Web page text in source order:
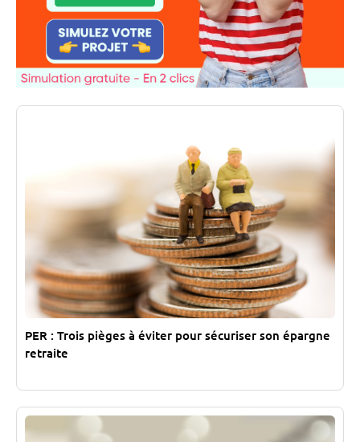
PER : Trois pièges à éviter pour sécuriser son épargne
retraite